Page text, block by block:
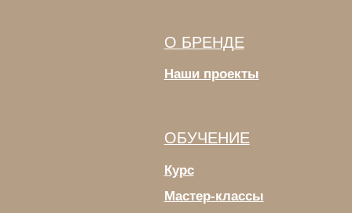
ОГРНИП 322237500379688